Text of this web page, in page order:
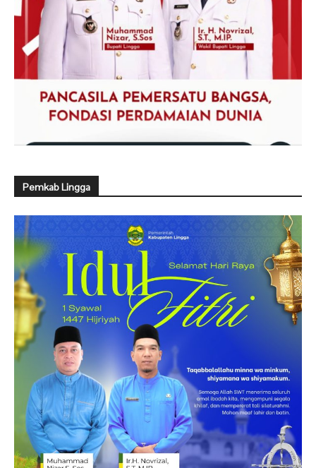
Pemkab Lingga